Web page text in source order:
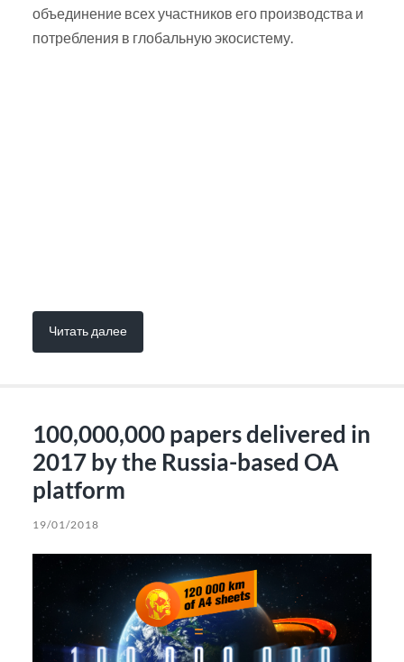
объединение всех участников его производства и
потребления в глобальную экосистему.
Читать далее
100,000,000 papers delivered in
2017 by the Russia-based OA
platform
19/01/2018